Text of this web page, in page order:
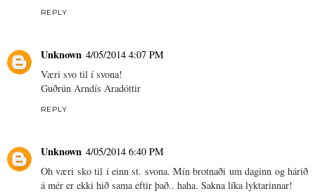
REPLY
Unknown 4/05/2014 4:07 PM
Væri svo til í svona!
Guðrún Arndís Aradóttir
REPLY
Unknown 4/05/2014 6:40 PM
Oh væri sko til í einn st. svona. Mín brotnaði um daginn og hárið
á mér er ekki hið sama eftir það.. haha. Sakna líka lyktarinnar!